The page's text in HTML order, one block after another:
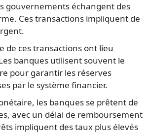
gouvernements échangent des
Ces transactions impliquent de
de ces transactions ont lieu
banques utilisent souvent le
pour garantir les réserves
par le système financier.
les banques se prêtent de
avec un délai de remboursement
impliquent des taux plus élevés